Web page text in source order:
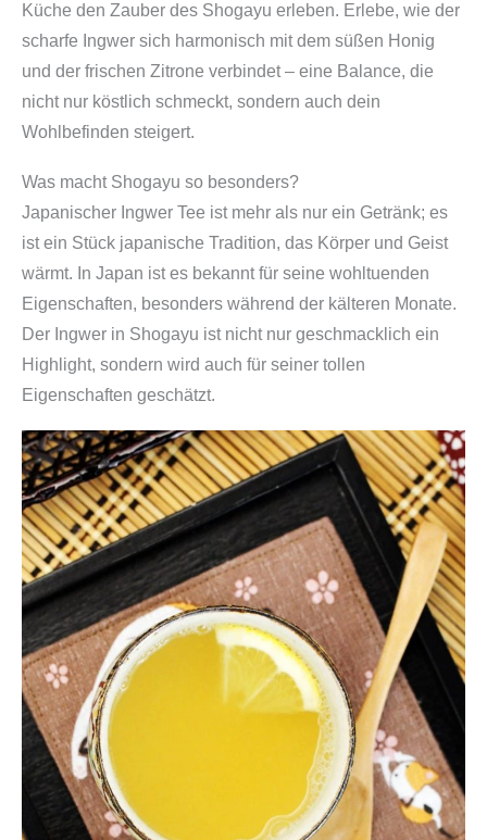
Küche den Zauber des Shogayu erleben. Erlebe, wie der
scharfe Ingwer sich harmonisch mit dem süßen Honig
und der frischen Zitrone verbindet – eine Balance, die
nicht nur köstlich schmeckt, sondern auch dein
Wohlbefinden steigert.
Was macht Shogayu so besonders?
Japanischer Ingwer Tee ist mehr als nur ein Getränk; es
ist ein Stück japanische Tradition, das Körper und Geist
wärmt. In Japan ist es bekannt für seine wohltuenden
Eigenschaften, besonders während der kälteren Monate.
Der Ingwer in Shogayu ist nicht nur geschmacklich ein
Highlight, sondern wird auch für seiner tollen
Eigenschaften geschätzt.